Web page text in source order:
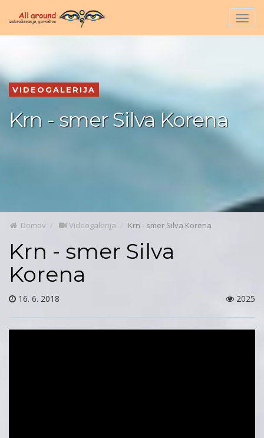
VIDEOGALERIJA
Krn - smer Silva Korena
Domov Videogalerija Krn - smer Silva Korena
Krn - smer Silva
Korena
16. 6. 2018 2025